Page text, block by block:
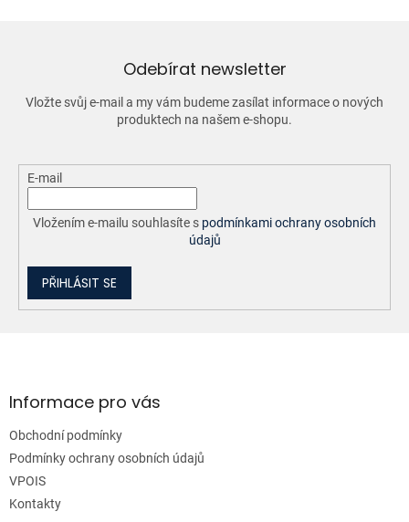
v
k
y
v
ý
i
Odebírat newsletter
Vložte svůj e-mail a my vám budeme zasílat informace o nových
produktech na našem e-shopu.
E-mail
Vložením e-mailu souhlasíte s podmínkami ochrany osobních
údajů
PŘIHLÁSIT SE
aInformace pro vás
Obchodní podmínky
Podmínky ochrany osobních údajů
VPOIS
Kontakty